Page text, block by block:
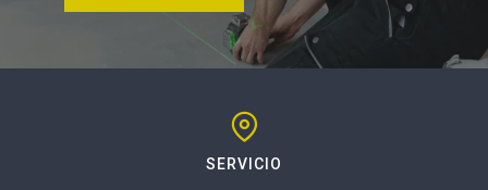
SERVICIO